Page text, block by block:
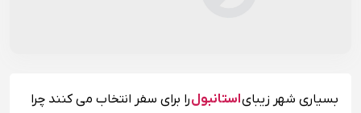
بسیاری شهر زیبایاستانبولرا برای سفر انتخاب می کنند چرا